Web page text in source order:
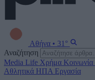
Αθήνα • 31°
Αναζήτηση
Media Life Χρήμα Κοινωνία
Αθλητικά ΗΠΑ Εργασία